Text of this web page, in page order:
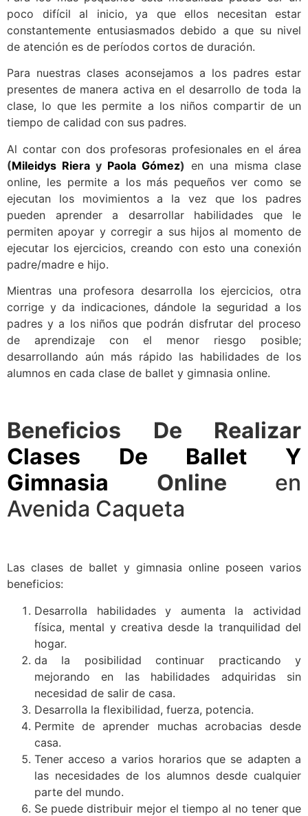
poco difícil al inicio, ya que ellos necesitan estar
constantemente entusiasmados debido a que su nivel
de atención es de períodos cortos de duración.
Para nuestras clases aconsejamos a los padres estar
presentes de manera activa en el desarrollo de toda la
clase, lo que les permite a los niños compartir de un
tiempo de calidad con sus padres.
Al contar con dos profesoras profesionales en el área
(Mileidys Riera y Paola Gómez) en una misma clase
online, les permite a los más pequeños ver como se
ejecutan los movimientos a la vez que los padres
pueden aprender a desarrollar habilidades que le
permiten apoyar y corregir a sus hijos al momento de
ejecutar los ejercicios, creando con esto una conexión
padre/madre e hijo.
Mientras una profesora desarrolla los ejercicios, otra
corrige y da indicaciones, dándole la seguridad a los
padres y a los niños que podrán disfrutar del proceso
de aprendizaje con el menor riesgo posible;
desarrollando aún más rápido las habilidades de los
alumnos en cada clase de ballet y gimnasia online.
Beneficios De Realizar
Clases De Ballet Y
Gimnasia Online en
Avenida Caqueta
Las clases de ballet y gimnasia online poseen varios
beneficios:
Desarrolla habilidades y aumenta la actividad
física, mental y creativa desde la tranquilidad del
hogar.
da la posibilidad continuar practicando y
mejorando en las habilidades adquiridas sin
necesidad de salir de casa.
Desarrolla la flexibilidad, fuerza, potencia.
Permite de aprender muchas acrobacias desde
casa.
Tener acceso a varios horarios que se adapten a
las necesidades de los alumnos desde cualquier
parte del mundo.
Se puede distribuir mejor el tiempo al no tener que